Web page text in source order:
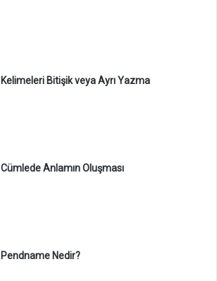
Kelimeleri Bitişik veya Ayrı Yazma
Cümlede Anlamın Oluşması
Pendname Nedir?